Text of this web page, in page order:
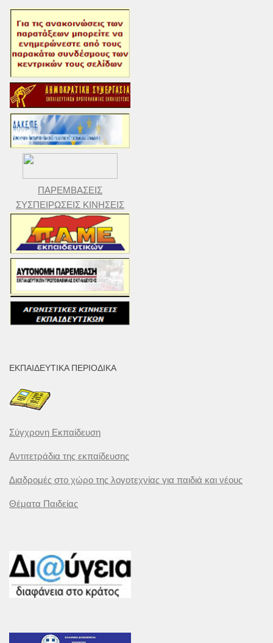
ΠΑΡΕΜΒΑΣΕΙΣ
ΣΥΣΠΕΙΡΩΣΕΙΣ ΚΙΝΗΣΕΙΣ
ΕΚΠΑΙΔΕΥΤΙΚΆ ΠΕΡΙΟΔΙΚΆ
Σύγχρονη Εκπαίδευση
Αντιτετράδια της εκπαίδευσης
Διαδρομές στο χώρο της λογοτεχνίας για παιδιά και νέους
Θέματα Παιδείας